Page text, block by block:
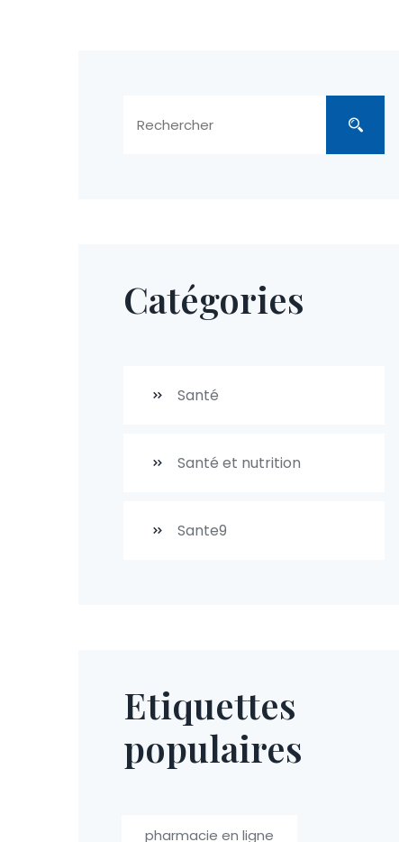
Catégories
Santé
Santé et nutrition
Sante9
Etiquettes
populaires
pharmacie en ligne